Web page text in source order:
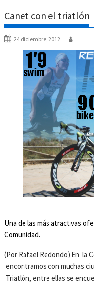
Canet con el triatlón
24 diciembre, 2012
Una de las más atractivas
Comunidad.
(Por Rafael Redondo) En la
encontramos con muchas
Triatlón, entre ellas se